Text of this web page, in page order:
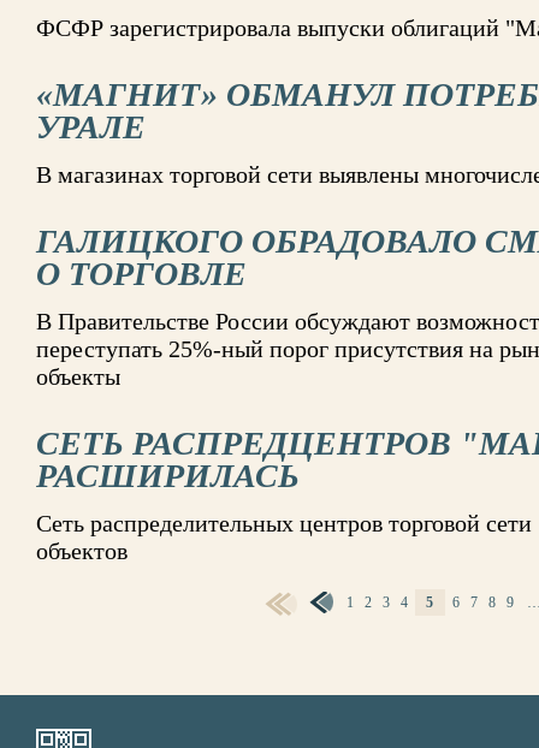
ФСФР зарегистрировала выпуски облигаций
«МАГНИТ» ОБМАНУЛ
УРАЛЕ
В магазинах торговой сети выявлены
ГАЛИЦКОГО ОБРАДОВАЛО
О ТОРГОВЛЕ
В Правительстве России обсуждают
переступать 25%-ный порог присутствия на
объекты
СЕТЬ РАСПРЕДЦЕНТРОВ
РАСШИРИЛАСЬ
Сеть распределительных центров торговой
объектов
1 2 3 4 5 6 7 8 9